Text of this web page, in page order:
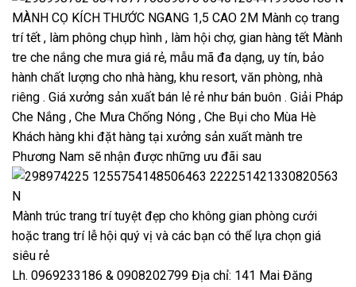
MÀNH CỌ KÍCH THƯỚC NGANG 1,5 CAO 2M Mành cọ trang
trí tết , làm phông chụp hình , làm hội chợ, gian hàng tết Mành
tre che nắng che mưa giá rẻ, mẫu mã đa dạng, uy tín, bảo
hành chất lượng cho nhà hàng, khu resort, văn phòng, nhà
riêng . Giá xưởng sản xuất bán lẻ rẻ như bán buôn . Giải Pháp
Che Nắng , Che Mưa Chống Nóng , Che Bụi cho Mùa Hè
Khách hàng khi đặt hàng tại xưởng sản xuất mành tre
Phương Nam sẽ nhận được những ưu đãi sau
Mành trúc trang trí tuyệt đẹp cho không gian phòng cưới
hoặc trang trí lễ hội quý vị và các bạn có thể lựa chọn giá
siêu rẻ
Lh. 0969233186 & 0908202799 Địa chỉ: 141 Mai Đăng